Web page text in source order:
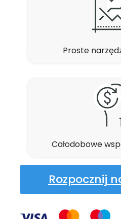
Proste
Całodobowe
Rozpocznij